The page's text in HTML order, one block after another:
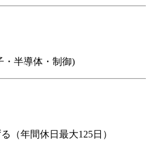
・半導体・制御)
（年間休日最大125日）